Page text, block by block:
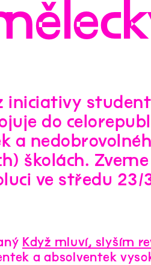
iniciativy
do
a
školách.
ve středu 23/
Když mluví, slyším
a absolventek